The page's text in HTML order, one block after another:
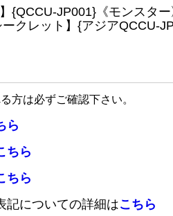
{QCCU-JP001}《モンスタ
レット】{アジアQCCU-
方は必ずご確認下さい。
ら
ちら
ちら
記についての詳細はこちら